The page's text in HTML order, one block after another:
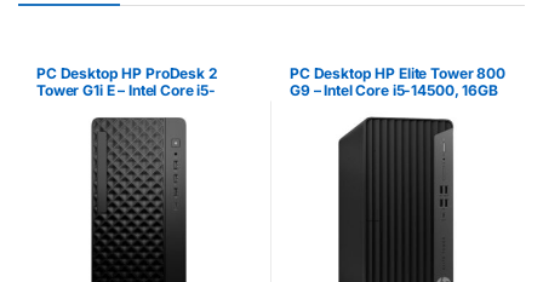
PC Desktop HP ProDesk 2
Tower G1i E – Intel Core i5-
PC Desktop HP Elite Tower 800
G9 – Intel Core i5-14500, 16GB